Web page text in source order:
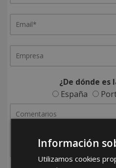
¿De dónde es
España
Información
Utilizamos cookies